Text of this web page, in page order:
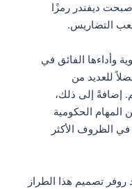
ديفندر رمزًا
التضاريس.
وأداءها الفائق في
للعديد من
إضافةً إلى ذلك،
الحكومية
الظروف الأكثر
روفر تصميم هذا الطراز